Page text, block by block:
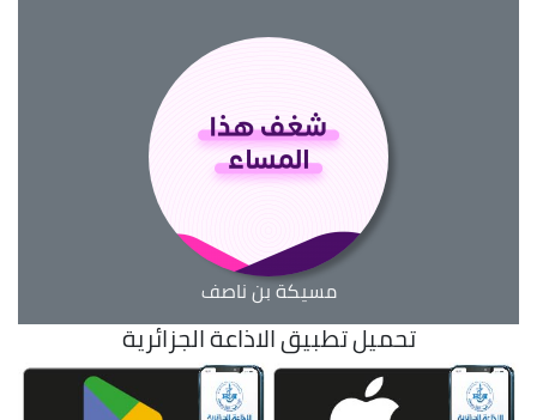
مسيكة بن ناصف
تحميل تطبيق الاذاعة الجزائرية